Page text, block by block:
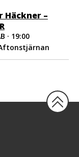
Häckner –
· 19:00